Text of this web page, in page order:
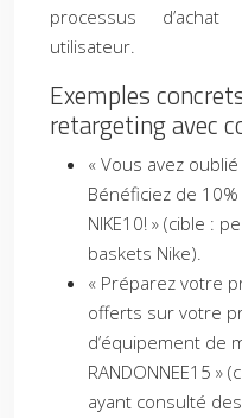
processus
utilisateur.
Exemples
retargeting avec
« Vous avez
Bénéficiez de
NIKE10! » (cible :
baskets Nike).
« Préparez votre
offerts sur votre
d’équipement de
RANDONNEE15 »
ayant consulté